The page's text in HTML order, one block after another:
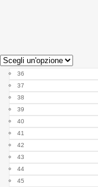
36
37
38
39
40
41
42
43
44
45